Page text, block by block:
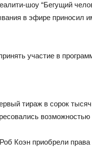
шоу “Бегущий
в эфире приносил
участие в
тираж в сорок
Коэн приобрели